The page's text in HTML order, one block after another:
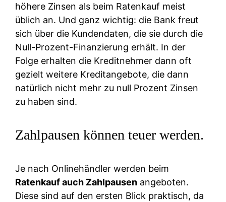
höhere Zinsen als beim Ratenkauf meist
üblich an. Und ganz wichtig: die Bank freut
sich über die Kundendaten, die sie durch die
Null-Prozent-Finanzierung erhält. In der
Folge erhalten die Kreditnehmer dann oft
gezielt weitere Kreditangebote, die dann
natürlich nicht mehr zu null Prozent Zinsen
zu haben sind.
Zahlpausen können teuer werden.
Je nach Onlinehändler werden beim
Ratenkauf auch Zahlpausen angeboten.
Diese sind auf den ersten Blick praktisch, da